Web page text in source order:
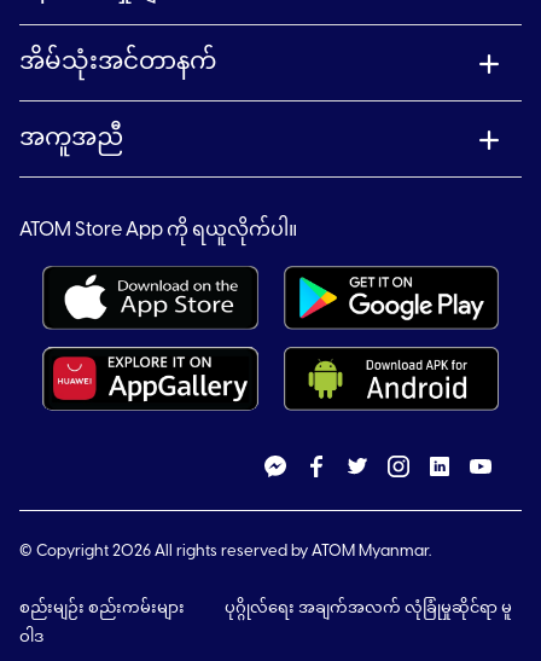
အိမ်သုံးအင်တာနက်
အကူအညီ
ATOM Store App ကို ရယူလိုက်ပါ။
© Copyright 2026 All rights reserved by ATOM Myanmar.
စည်းမျဉ်း စည်းကမ်းများ
ပုဂ္ဂိုလ်ရေး အချက်အလက် လုံခြုံမှုဆိုင်ရာ မူ
ဝါဒ